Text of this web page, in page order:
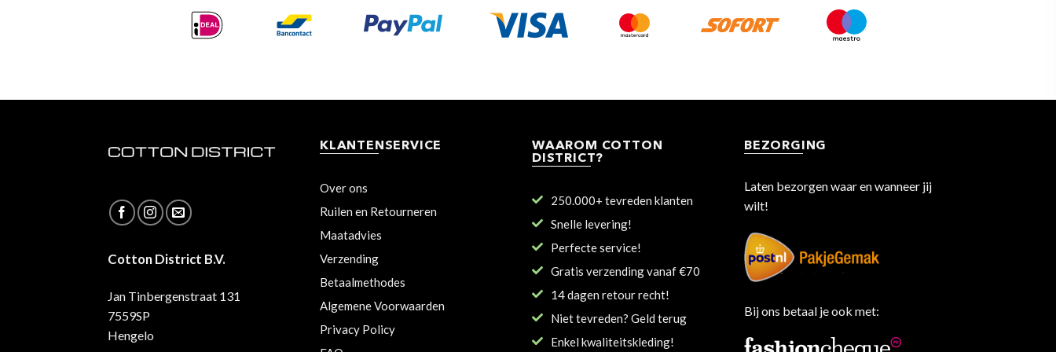
Cotton District B.V.
Jan Tinbergenstraat 131
7559SP
Hengelo
KLANTENSERVICE
Over ons
Ruilen en Retourneren
Maatadvies
Verzending
Betaalmethodes
Algemene Voorwaarden
Privacy Policy
WAAROM COTTON
DISTRICT?
250.000+ tevreden klanten
Snelle levering!
Perfecte service!
Gratis verzending vanaf €70
14 dagen retour recht!
Niet tevreden? Geld terug
Enkel kwaliteitskleding!
BEZORGING
Laten bezorgen waar en wanneer jij
wilt!
Bij ons betaal je ook met: